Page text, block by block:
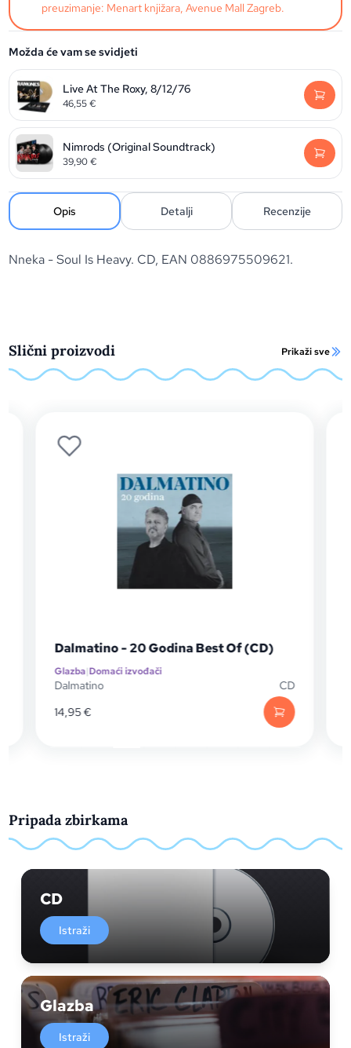
preuzimanje: Menart knjižara, Avenue Mall Zagreb.
Možda će vam se svidjeti
Live At The Roxy, 8/12/76
46,55€
Nimrods (Original Soundtrack)
39,90€
Opis Detalji Recenzije
Nneka - Soul Is Heavy. CD, EAN 0886975509621.
Slični proizvodi Prikaži sve
Dalmatino - 20 Godina Best Of (CD)
Glazba|Domaći izvođači
Dalmatino
CD
14,95€
Pripada zbirkama
CD
Istraži
Glazba
Istraži